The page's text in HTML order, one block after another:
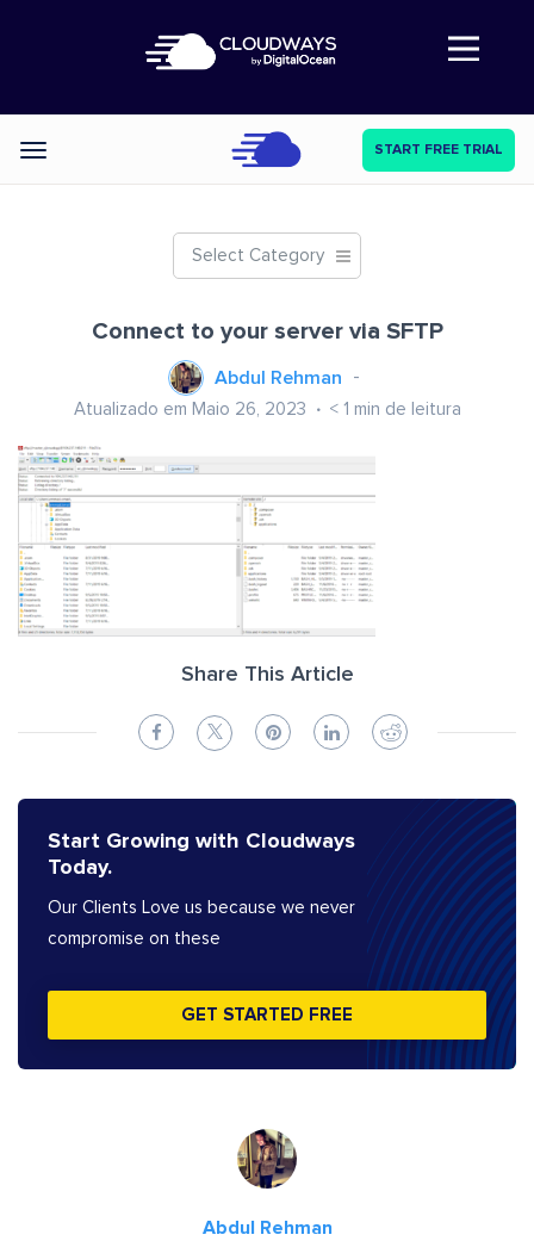
Abre a navegação
Categories START FREE TRIAL
Select Category
Connect to your server via SFTP
Abdul Rehman
Atualizado em Maio 26, 2023 < 1 min de leitura
Share This Article
Start Growing with Cloudways
Today.
Our Clients Love us because we never
compromise on these
GET STARTED FREE
Abdul Rehman